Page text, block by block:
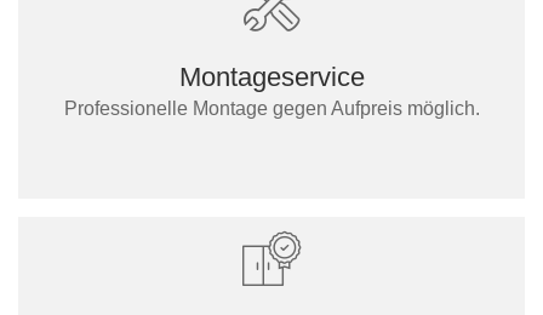
Montageservice
Professionelle Montage gegen Aufpreis möglich.